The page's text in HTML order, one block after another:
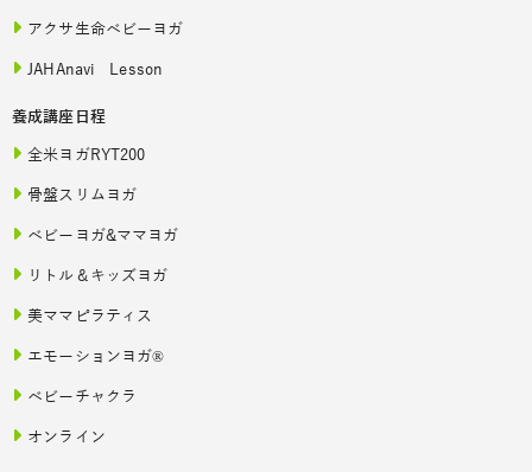
アクサ生命ベビーヨガ
JAHAnavi Lesson
養成講座日程
全米ヨガRYT200
骨盤スリムヨガ
ベビーヨガ&ママヨガ
リトル＆キッズヨガ
美ママピラティス
エモーションヨガ®
ベビーチャクラ
オンライン